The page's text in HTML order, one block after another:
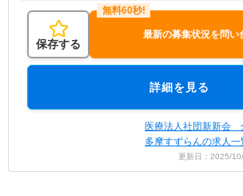
保存する
最新の募集状況を問い
詳細を見る
医療法人社団新新会
多摩すずらんの求人一
更新日：2025/